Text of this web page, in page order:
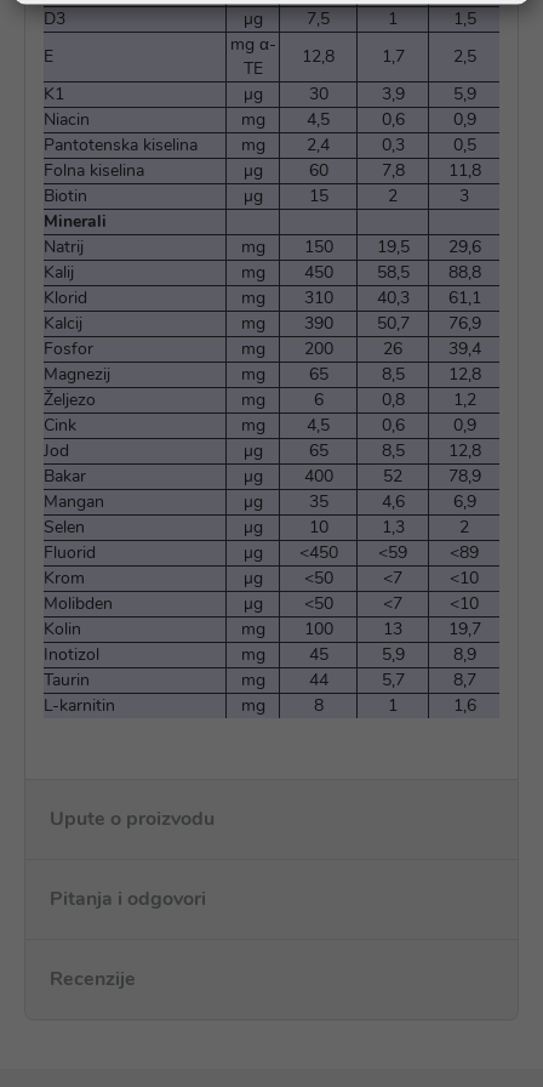
D3
µg 7,5 1
1,5
E
mg α-
TE
12,8 1,7
2,5
K1
µg 30 3,9
5,9
Niacin
mg 4,5 0,6
0,9
Pantotenska kiselina
mg 2,4 0,3
0,5
Folna kiselina
µg 60 7,8
11,8
Biotin
µg 15 2
3
Minerali
Natrij
mg 150 19,5
29,6
Kalij
mg 450 58,5
88,8
Klorid
mg 310 40,3
61,1
Kalcij
mg 390 50,7
76,9
Fosfor
mg 200 26
39,4
Magnezij
mg 65 8,5
12,8
Željezo
mg 6 0,8
1,2
Cink
mg 4,5 0,6
0,9
Jod
µg 65 8,5
12,8
Bakar
µg 400 52
78,9
Mangan
µg 35 4,6
6,9
Selen
µg 10 1,3
2
Fluorid
µg <450 <59
<89
Krom
µg <50 <7
<10
Molibden
µg <50 <7
<10
Kolin
mg 100 13
19,7
Inotizol
mg 45 5,9
8,9
Taurin
mg 44 5,7
8,7
L-karnitin
mg 8 1 1,6
Upute o proizvodu
Pitanja i odgovori
Recenzije